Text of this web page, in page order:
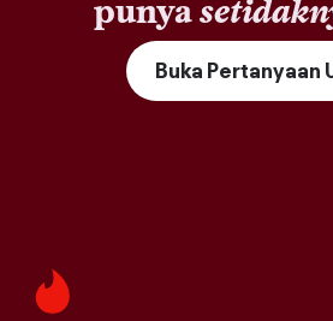
punya
Buka Pertanyaan